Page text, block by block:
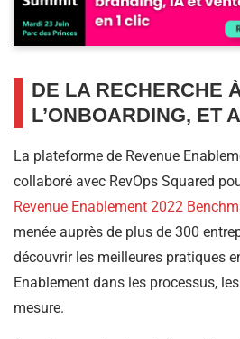
DE LA RECHERCHE
L’ONBOARDING, ET
La plateforme de Revenue
collaboré avec RevOps Squared
Revenue Enablement 2022
menée auprès de plus de 300
découvrir les meilleures pratiques
Enablement dans les processus,
mesure.